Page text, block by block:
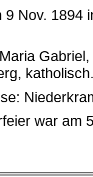
9 Nov. 1894
war am